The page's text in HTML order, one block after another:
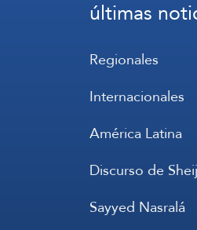
últimas
Regionales
Internacionales
América Latina
Discurso de
Sayyed Nasralá